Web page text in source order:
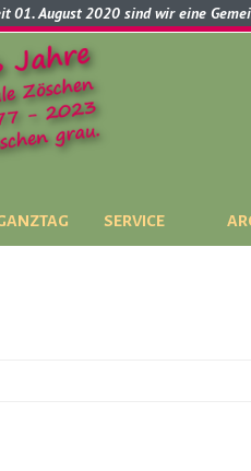
01. August 2020 sind wir eine
SERVICE